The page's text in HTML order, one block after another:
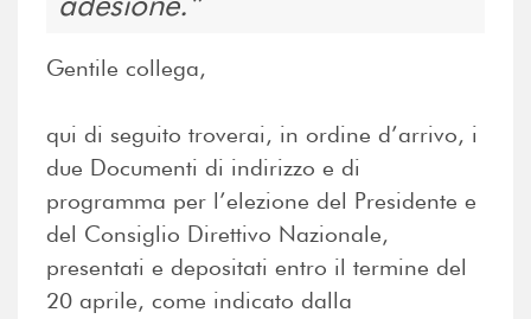
Gentile collega,
qui di seguito troverai, in ordine d’arrivo, i
due Documenti di indirizzo e di
programma per l’elezione del Presidente e
del Consiglio Direttivo Nazionale,
presentati e depositati entro il termine del
20 aprile, come indicato dalla